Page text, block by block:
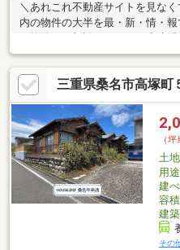
＼あれこれ不動産サイトを見な
内の物件の大半を最・新・情・
「天神ケ丘」停まで徒歩約5分◆
分◆小学校まで徒歩約6分※写真
ただけます。＝＝＝＝＝＝＝＝
＝＝家を建てるってどうしたら
土地選びって？の疑問にすべて
＝＝＝＝＝＝＝＝＝＝＝＝＝＝＝
三重県桑名市高塚町
（坪
土
用
建
容
建
その